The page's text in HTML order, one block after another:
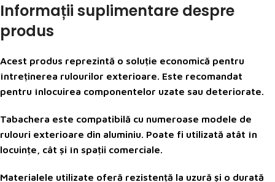
Informații suplimentare despre
produs
Acest produs reprezintă o soluție economică pentru
întreținerea rulourilor exterioare. Este recomandat
pentru înlocuirea componentelor uzate sau deteriorate.
Tabachera este compatibilă cu numeroase modele de
rulouri exterioare din aluminiu. Poate fi utilizată atât în
locuințe, cât și în spații comerciale.
Materialele utilizate oferă rezistență la uzură și o durată